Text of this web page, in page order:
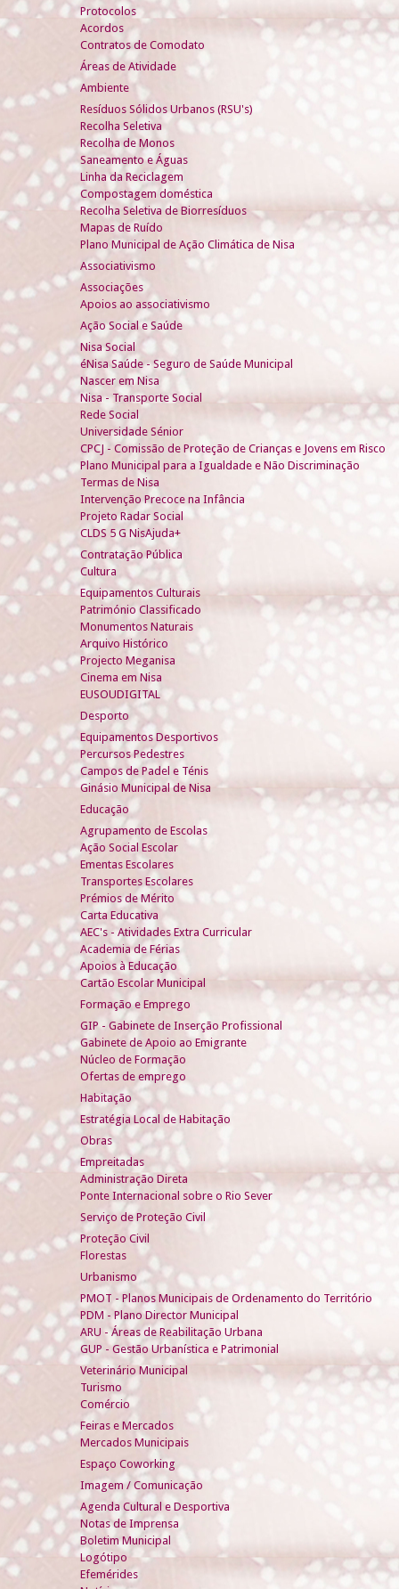
Protocolos
Acordos
Contratos de Comodato
Áreas de Atividade
Ambiente
Resíduos Sólidos Urbanos (RSU's)
Recolha Seletiva
Recolha de Monos
Saneamento e Águas
Linha da Reciclagem
Compostagem doméstica
Recolha Seletiva de Biorresíduos
Mapas de Ruído
Plano Municipal de Ação Climática de Nisa
Associativismo
Associações
Apoios ao associativismo
Ação Social e Saúde
Nisa Social
éNisa Saúde - Seguro de Saúde Municipal
Nascer em Nisa
Nisa - Transporte Social
Rede Social
Universidade Sénior
CPCJ - Comissão de Proteção de Crianças e Jovens em Risco
Plano Municipal para a Igualdade e Não Discriminação
Termas de Nisa
Intervenção Precoce na Infância
Projeto Radar Social
CLDS 5 G NisAjuda+
Contratação Pública
Cultura
Equipamentos Culturais
Património Classificado
Monumentos Naturais
Arquivo Histórico
Projecto Meganisa
Cinema em Nisa
EUSOUDIGITAL
Desporto
Equipamentos Desportivos
Percursos Pedestres
Campos de Padel e Ténis
Ginásio Municipal de Nisa
Educação
Agrupamento de Escolas
Ação Social Escolar
Ementas Escolares
Transportes Escolares
Prémios de Mérito
Carta Educativa
AEC's - Atividades Extra Curricular
Academia de Férias
Apoios à Educação
Cartão Escolar Municipal
Formação e Emprego
GIP - Gabinete de Inserção Profissional
Gabinete de Apoio ao Emigrante
Núcleo de Formação
Ofertas de emprego
Habitação
Estratégia Local de Habitação
Obras
Empreitadas
Administração Direta
Ponte Internacional sobre o Rio Sever
Serviço de Proteção Civil
Proteção Civil
Florestas
Urbanismo
PMOT - Planos Municipais de Ordenamento do Território
PDM - Plano Director Municipal
ARU - Áreas de Reabilitação Urbana
GUP - Gestão Urbanística e Patrimonial
Veterinário Municipal
Turismo
Comércio
Feiras e Mercados
Mercados Municipais
Espaço Coworking
Imagem / Comunicação
Agenda Cultural e Desportiva
Notas de Imprensa
Boletim Municipal
Logótipo
Efemérides